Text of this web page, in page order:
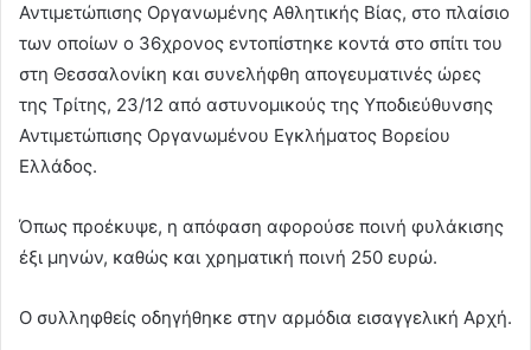
Αντιμετώπισης Οργανωμένης Αθλητικής Βίας, στο πλαίσιο
των οποίων ο 36χρονος εντοπίστηκε κοντά στο σπίτι του
στη Θεσσαλονίκη και συνελήφθη απογευματινές ώρες
της Τρίτης, 23/12 από αστυνομικούς της Υποδιεύθυνσης
Αντιμετώπισης Οργανωμένου Εγκλήματος Βορείου
Ελλάδος.
Όπως προέκυψε, η απόφαση αφορούσε ποινή φυλάκισης
έξι μηνών, καθώς και χρηματική ποινή 250 ευρώ.
Ο συλληφθείς οδηγήθηκε στην αρμόδια εισαγγελική Αρχή.